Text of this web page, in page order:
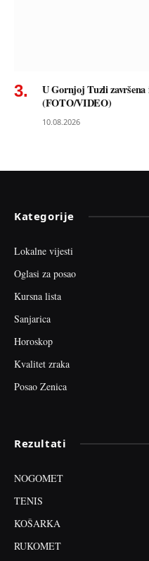
U Gornjoj Tuzli
(FOTO/VIDEO)
10.08.2026
Kategorije
Lokalne vijesti
Oglasi za posao
Kursna lista
Sanjarica
Horoskop
Kvalitet zraka
Posao Zenica
Rezultati
NOGOMET
TENIS
KOŠARKA
RUKOMET